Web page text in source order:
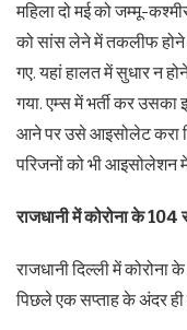
महिला दो मई को जम्मू-
को सांस लेने में तकलीफ
गए. यहां हालत में सुधार न
गया. एम्स में भर्ती कर उसका
आने पर उसे आइसोलेट करा
परिजनों को भी आइसोलेशन
राजधानी में कोरोना के
राजधानी दिल्ली में
पिछले एक सप्ताह के अंदर